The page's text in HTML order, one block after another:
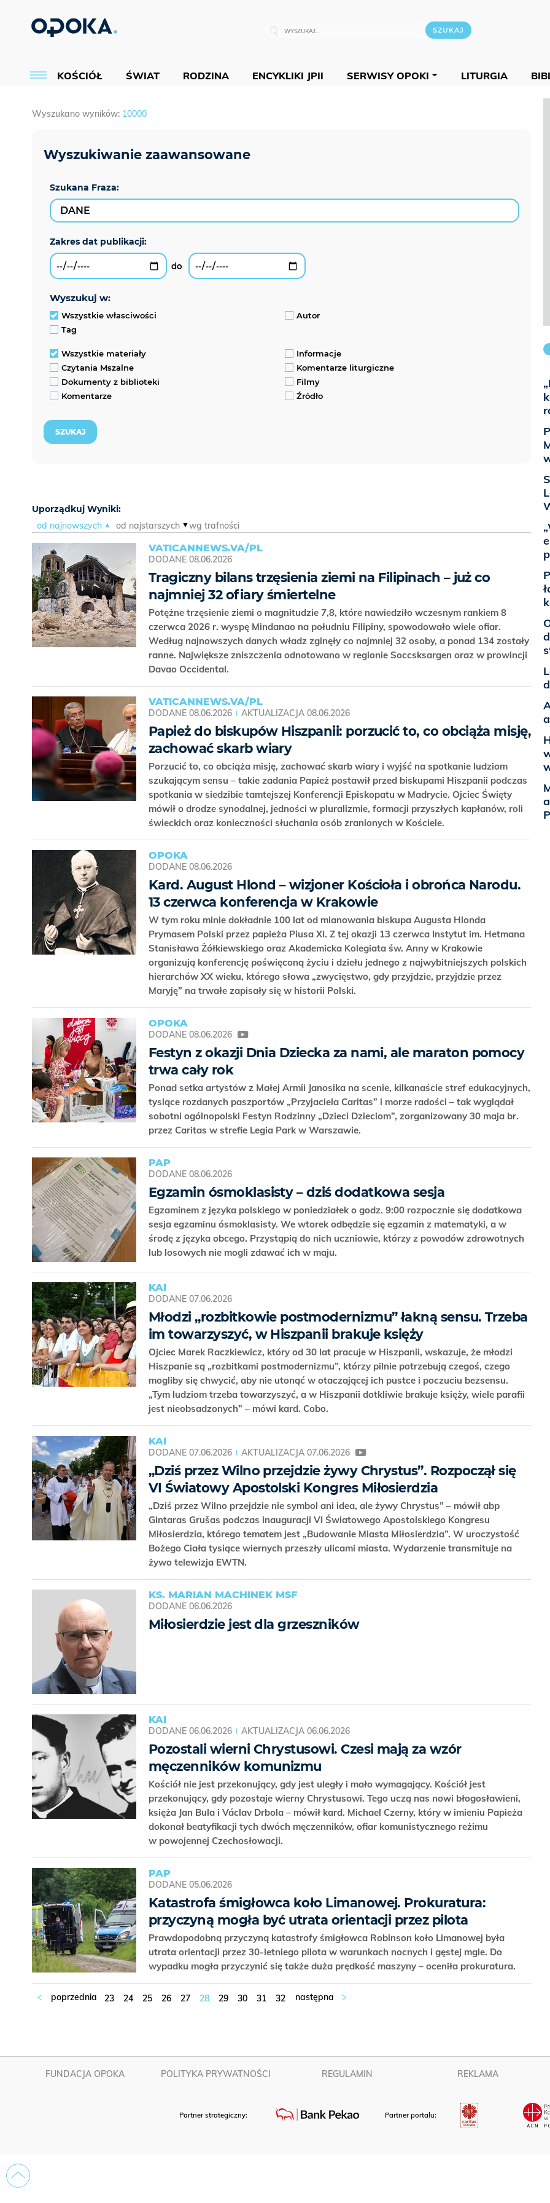
KOŚCIÓŁ ŚWIAT RODZINA ENCYKLIKI JPII SERWISY OPOKI LITURGIA
Wyszukano wyników: 10000
Szukana Fraza:
wyszukuj w:
Wszystkie własciwości
Autor
Tag
Wszystkie materiały
Informacje
Czytania Mszalne
Komentarze liturgiczne
Dokumenty z biblioteki
Filmy
Komentarze
Źródło
Uporządkuj Wyniki:
od najnowszych
od najstarszych wg trafności
VATICANNEWS.VA/PL
DODANE 08.06.2026
Tragiczny bilans trzęsienia ziemi na Filipinach – już co
najmniej 32 ofiary śmiertelne
Potężne trzęsienie ziemi o magnitudzie 7,8, które nawiedziło wczesnym rankiem 8
czerwca 2026 r. wyspę Mindanao na południu Filipiny, spowodowało wiele ofiar.
Według najnowszych danych władz zginęły co najmniej 32 osoby, a ponad 134 zostały
ranne. Największe zniszczenia odnotowano w regionie Soccsksargen oraz w prowincji
Davao Occidental.
VATICANNEWS.VA/PL
DODANE 08.06.2026 AKTUALIZACJA 08.06.2026
Papież do biskupów Hiszpanii: porzucić to, co obciąża misję,
zachować skarb wiary
Porzucić to, co obciąża misję, zachować skarb wiary i wyjść na spotkanie ludziom
szukającym sensu – takie zadania Papież postawił przed biskupami Hiszpanii podczas
spotkania w siedzibie tamtejszej Konferencji Episkopatu w Madrycie. Ojciec Święty
mówił o drodze synodalnej, jedności w pluralizmie, formacji przyszłych kapłanów, roli
świeckich oraz konieczności słuchania osób zranionych w Kościele.
OPOKA
DODANE 08.06.2026
Kard. August Hlond – wizjoner Kościoła i obrońca Narodu.
13 czerwca konferencja w Krakowie
W tym roku minie dokładnie 100 lat od mianowania biskupa Augusta Hlonda
Prymasem Polski przez papieża Piusa XI. Z tej okazji 13 czerwca Instytut im. Hetmana
Stanisława Żółkiewskiego oraz Akademicka Kolegiata św. Anny w Krakowie
organizują konferencję poświęconą życiu i dziełu jednego z najwybitniejszych polskich
hierarchów XX wieku, którego słowa „zwycięstwo, gdy przyjdzie, przyjdzie przez
Maryję” na trwałe zapisały się w historii Polski.
OPOKA
DODANE 08.06.2026
Festyn z okazji Dnia Dziecka za nami, ale maraton pomocy
trwa cały rok
Ponad setka artystów z Małej Armii Janosika na scenie, kilkanaście stref edukacyjnych,
tysiące rozdanych paszportów „Przyjaciela Caritas” i morze radości – tak wyglądał
sobotni ogólnopolski Festyn Rodzinny „Dzieci Dzieciom”, zorganizowany 30 maja br.
przez Caritas w strefie Legia Park w Warszawie.
PAP
DODANE 08.06.2026
Egzamin ósmoklasisty – dziś dodatkowa sesja
Egzaminem z języka polskiego w poniedziałek o godz. 9:00 rozpocznie się dodatkowa
sesja egzaminu ósmoklasisty. We wtorek odbędzie się egzamin z matematyki, a w
środę z języka obcego. Przystąpią do nich uczniowie, którzy z powodów zdrowotnych
lub losowych nie mogli zdawać ich w maju.
KAI
DODANE 07.06.2026
Młodzi „rozbitkowie postmodernizmu” łakną sensu. Trzeba
im towarzyszyć, w Hiszpanii brakuje księży
Ojciec Marek Raczkiewicz, który od 30 lat pracuje w Hiszpanii, wskazuje, że młodzi
Hiszpanie są „rozbitkami postmodernizmu”, którzy pilnie potrzebują czegoś, czego
mogliby się chwycić, aby nie utonąć w otaczającej ich pustce i poczuciu bezsensu.
„Tym ludziom trzeba towarzyszyć, a w Hiszpanii dotkliwie brakuje księży, wiele parafii
jest nieobsadzonych” – mówi kard. Cobo.
KAI
DODANE 07.06.2026 AKTUALIZACJA 07.06.2026
„Dziś przez Wilno przejdzie żywy Chrystus”. Rozpoczął się
VI Światowy Apostolski Kongres Miłosierdzia
„Dziś przez Wilno przejdzie nie symbol ani idea, ale żywy Chrystus” – mówił abp
Gintaras Grušas podczas inauguracji VI Światowego Apostolskiego Kongresu
Miłosierdzia, którego tematem jest „Budowanie Miasta Miłosierdzia”. W uroczystość
Bożego Ciała tysiące wiernych przeszły ulicami miasta. Wydarzenie transmituje na
żywo telewizja EWTN.
KS. MARIAN MACHINEK MSF
DODANE 06.06.2026
Miłosierdzie jest dla grzeszników
KAI
DODANE 06.06.2026 AKTUALIZACJA 06.06.2026
Pozostali wierni Chrystusowi. Czesi mają za wzór
męczenników komunizmu
Kościół nie jest przekonujący, gdy jest uległy i mało wymagający. Kościół jest
przekonujący, gdy pozostaje wierny Chrystusowi. Tego uczą nas nowi błogosławieni,
księża Jan Bula i Václav Drbola – mówił kard. Michael Czerny, który w imieniu Papieża
dokonał beatyfikacji tych dwóch męczenników, ofiar komunistycznego reżimu
w powojennej Czechosłowacji.
PAP
DODANE 05.06.2026
Katastrofa śmigłowca koło Limanowej. Prokuratura:
przyczyną mogła być utrata orientacji przez pilota
Prawdopodobną przyczyną katastrofy śmigłowca Robinson koło Limanowej była
utrata orientacji przez 30-letniego pilota w warunkach nocnych i gęstej mgle. Do
wypadku mogła przyczynić się także duża prędkość maszyny – oceniła prokuratura.
23 24 25 26 27 28 29 30 31 32
FUNDACJA OPOKA POLITYKA PRYWATNOŚCI REGULAMIN REKLAMA
Partner strategiczny: Partner portalu: